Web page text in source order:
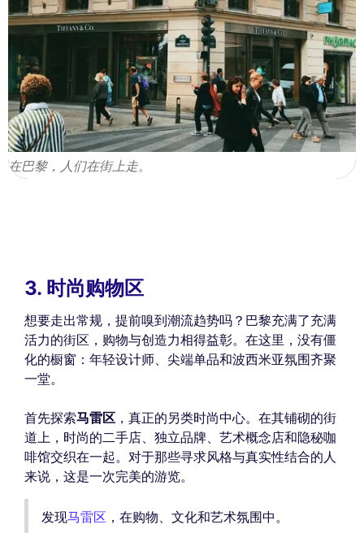
在巴黎，人们在街上走。
3. 时尚购物区
想要走出常规，提前嗅到潮流趋势吗？巴黎充满了充满
活力的街区，购物与创造力相得益彰。在这里，没有僵
化的橱窗：年轻设计师、尖端单品和波西米亚氛围齐聚
一堂。
首先探索马雷区 ，真正的另类时尚中心。在其铺砌的街
道上，时尚的二手店、独立品牌、艺术概念店和隐秘咖
啡馆交织在一起。对于那些寻求风格与真实性结合的人
来说，这是一次完美的游览。
发现马雷区 ，在购物、文化和艺术氛围中。